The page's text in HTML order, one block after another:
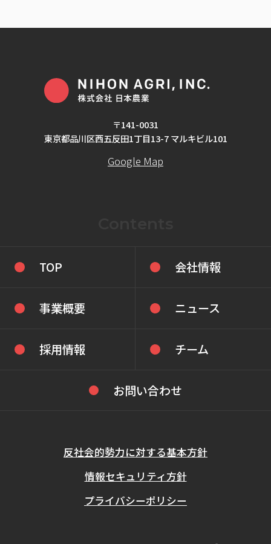
〒141-0031
東京都品川区西五反田1丁目13-7 マルキビル101
Google Map
TOP 会社情報
事業概要 ニュース
採用情報 チーム
お問い合わせ
反社会的勢力に対する基本方針
情報セキュリティ方針
プライバシーポリシー